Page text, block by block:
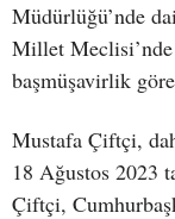
Müdürlüğü’nde
Millet
başmüşavirlik
Mustafa Çiftçi,
18 Ağustos 2023
Çiftçi,